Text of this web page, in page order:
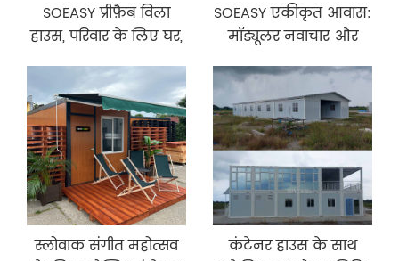
SOEASY प्रीफ़ैब विला
हाउस, परिवार के लिए घर,
में माउंटेन हाउस
SOEASY एकीकृत आवास:
मॉड्यूलर नवाचार और
साथ वैश्विक शिविर निर्माण
में अग्रणी
स्लोवाक संगीत महोत्सव
कंटेनर हाउस के साथ